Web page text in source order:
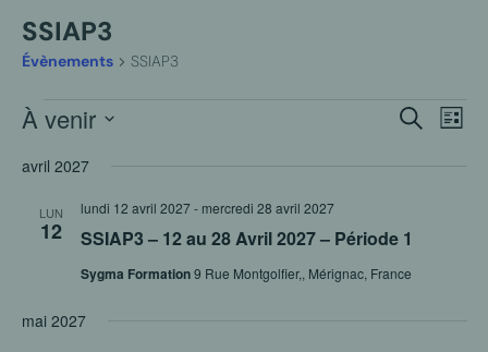
SSIAP3
Évènements SSIAP3
Recherche
DE
Liste
À venir
date.
avril 2027
LUN
12 SSIAP3 – 12 au 28 Avril 2027 – Période 1
lundi 12 avril 2027- mercredi 28 avril 2027
Sygma Formation9 Rue Montgolfier,, Mérignac, France
mai 2027